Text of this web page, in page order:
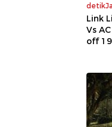
Link
Vs
off